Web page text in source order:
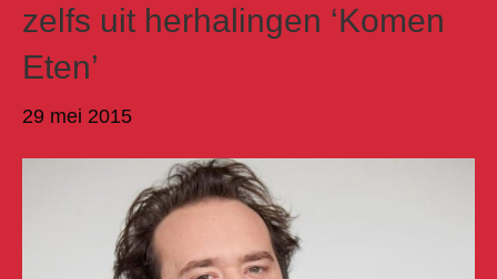
zelfs uit herhalingen ‘Komen
Eten’
29 mei 2015